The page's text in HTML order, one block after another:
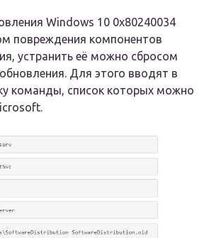
Windows 10 0x80240034
повреждения компонентов
устранить её можно сбросом
Для этого вводят в
команды, список которых можно